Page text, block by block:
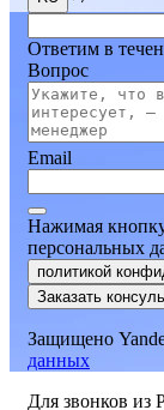
Ответим в
Вопрос
Email
Нажимая
персональных
политикой
Заказать
Защищено
данных
Для звонков